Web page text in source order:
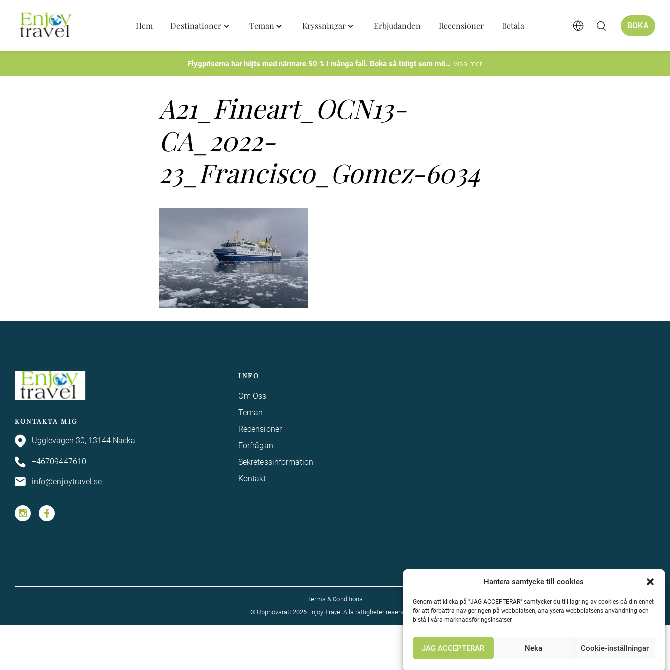
Hantera samtycke till cookies
Genom att klicka på "JAG ACCEPTERAR" samtycker du till lagring av cookies på din enhet
för att förbättra navigeringen på webbplatsen, analysera webbplatsens användning och
bistå i våra marknadsföringsinsatser.
JAG ACCEPTERAR Neka Cookie-inställningar
Hoppa
Hem Destinationer Teman
Toggle
Kryssningar Erbjudanden Recensioner Betala BOKA
Flygpriserna har höjts med närmare 50 % i många fall. Boka så tidigt som mö Visa mer
A21_Fineart_OCN13-
CA_2022-
23_Francisco_Gomez-6034
KONTAKTA MIG
Ugglevägen 30, 13144 Nacka
+46709447610
info@enjoytravel.se
INFO
Om Oss
Teman
Recensioner
Förfrågan
Sekretessinformation
Kontakt
Terms & Conditions
© Upphovsrätt 2026 Enjoy Travel Alla rättigheter reserverade